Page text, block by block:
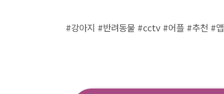
#강아지 #반려동물 #cctv #어플 #추천 #앱